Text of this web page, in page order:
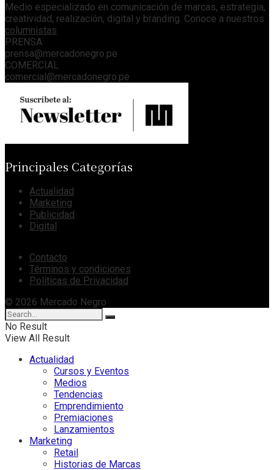
Medio especializado en comunicación de marcas, estrategia,
creatividad, realización, digital y branding. Conoce a nuestros
columnistas.
PRENSA
prensa@mercadonegro.pe
COMERCIAL
comercial@mercadonegro.pe
Principales Categorías
Actualidad
Marketing
Publicidad
Digital
Contacto
Términos y condiciones
Políticas de Privacidad
© 2026 Mercado Negro
No Result
View All Result
Actualidad
Cursos y Eventos
Medios
Tendencias
Emprendimiento
Premiaciones
Lanzamientos
Marketing
Retail
Historias de Marcas